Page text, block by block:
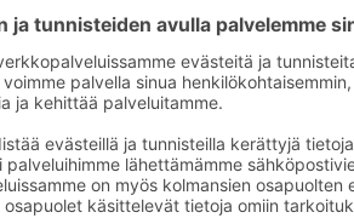
Lämminsavu- ja hiillostettu kala